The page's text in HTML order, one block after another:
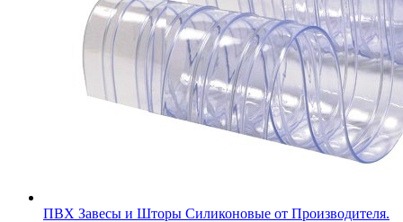
ПВХ Завесы и Шторы Силиконовые от Производителя.